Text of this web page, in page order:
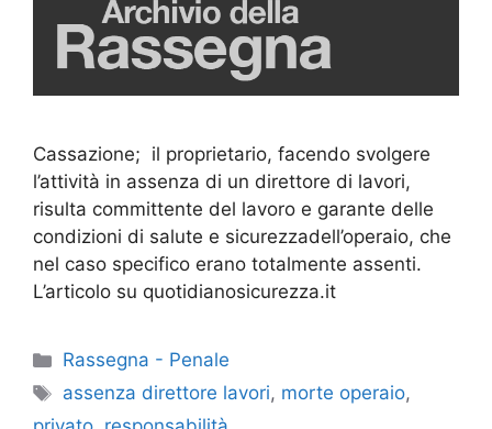
Cassazione; il proprietario, facendo svolgere
l’attività in assenza di un direttore di lavori,
risulta committente del lavoro e garante delle
condizioni di salute e sicurezzadell’operaio, che
nel caso specifico erano totalmente assenti.
L’articolo su quotidianosicurezza.it
Categorie
Rassegna - Penale
Tag
assenza direttore lavori, morte operaio,